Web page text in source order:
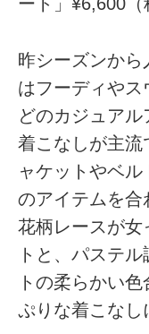
昨シーズンか
はフーディや
どのカジュア
着こなしが主流
ャケットやベ
のアイテムを合
花柄レースが女
トと、パステ
トの柔らかい
ぷりな着こなし